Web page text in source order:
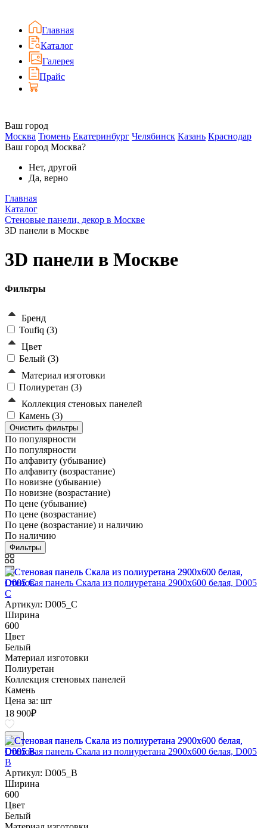
Главная
Каталог
Галерея
Прайс
Ваш город
Москва Тюмень Екатеринбург Челябинск Казань Краснодар
Ваш город Москва?
Нет, другой
Да, верно
Главная
Каталог
Стеновые панели, декор в Москве
3D панели в Москве
3D панели в Москве
Фильтры
Бренд
Toufiq (3)
Цвет
Белый (3)
Материал изготовки
Полиуретан (3)
Коллекция стеновых панелей
Камень (3)
По популярности
По популярности
По алфавиту (убывание)
По алфавиту (возрастание)
По новизне (убывание)
По новизне (возрастание)
По цене (убывание)
По цене (возрастание)
По цене (возрастание) и наличию
По наличию
Фильтры
Стеновая панель Скала из полиуретана 2900х600 белая, D005
C
Артикул: D005_C
Ширина
600
Цвет
Белый
Материал изготовки
Полиуретан
Коллекция стеновых панелей
Камень
Цена за: шт
18 900₽
Стеновая панель Скала из полиуретана 2900х600 белая, D005
B
Артикул: D005_B
Ширина
600
Цвет
Белый